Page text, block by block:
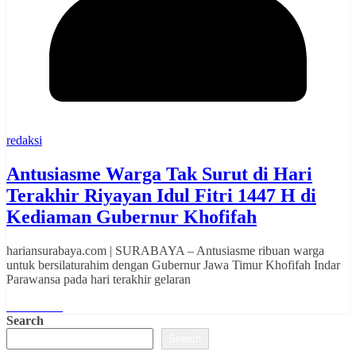
redaksi
Antusiasme Warga Tak Surut di Hari
Terakhir Riyayan Idul Fitri 1447 H di
Kediaman Gubernur Khofifah
hariansurabaya.com | SURABAYA – Antusiasme ribuan warga
untuk bersilaturahim dengan Gubernur Jawa Timur Khofifah Indar
Parawansa pada hari terakhir gelaran
Search